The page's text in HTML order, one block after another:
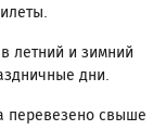
летний и зимний
дни.
перевезено свыше